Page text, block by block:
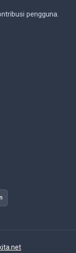
pengguna.